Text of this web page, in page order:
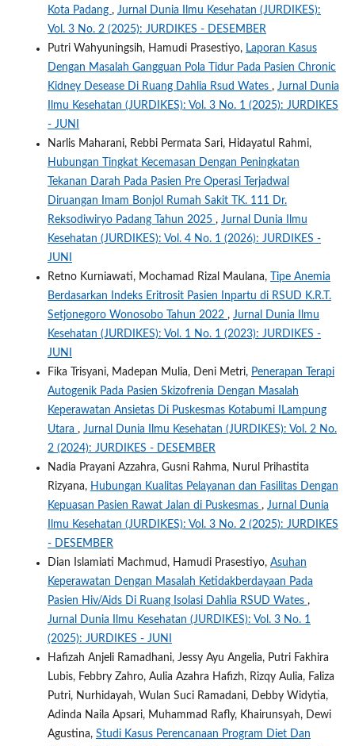
Kota Padang , Jurnal Dunia Ilmu Kesehatan (JURDIKES):
Vol. 3 No. 2 (2025): JURDIKES - DESEMBER
Putri Wahyuningsih, Hamudi Prasestiyo, Laporan Kasus
Dengan Masalah Gangguan Pola Tidur Pada Pasien Chronic
Kidney Desease Di Ruang Dahlia Rsud Wates , Jurnal Dunia
Ilmu Kesehatan (JURDIKES): Vol. 3 No. 1 (2025): JURDIKES
- JUNI
Narlis Maharani, Rebbi Permata Sari, Hidayatul Rahmi,
Hubungan Tingkat Kecemasan Dengan Peningkatan
Tekanan Darah Pada Pasien Pre Operasi Terjadwal
Diruangan Imam Bonjol Rumah Sakit TK. 111 Dr.
Reksodiwiryo Padang Tahun 2025 , Jurnal Dunia Ilmu
Kesehatan (JURDIKES): Vol. 4 No. 1 (2026): JURDIKES -
JUNI
Retno Kurniawati, Mochamad Rizal Maulana,
Tipe Anemia
Berdasarkan Indeks Eritrosit Pasien Inpartu di RSUD K.R.T.
Setjonegoro Wonosobo Tahun 2022 , Jurnal Dunia Ilmu
Kesehatan (JURDIKES): Vol. 1 No. 1 (2023): JURDIKES -
JUNI
Fika Trisyani, Madepan Mulia, Deni Metri, Penerapan Terapi
Autogenik Pada Pasien Skizofrenia Dengan Masalah
Keperawatan Ansietas Di Puskesmas Kotabumi ILampung
Utara , Jurnal Dunia Ilmu Kesehatan (JURDIKES): Vol. 2 No.
2 (2024): JURDIKES - DESEMBER
Nadia Prayani Azzahra, Gusni Rahma, Nurul Prihastita
Rizyana, Hubungan Kualitas Pelayanan dan Fasilitas Dengan
Kepuasan Pasien Rawat Jalan di Puskesmas , Jurnal Dunia
Ilmu Kesehatan (JURDIKES): Vol. 3 No. 2 (2025): JURDIKES
- DESEMBER
Dian Islamiati Machmud, Hamudi Prasestiyo, Asuhan
Keperawatan Dengan Masalah Ketidakberdayaan Pada
Pasien Hiv/Aids Di Ruang Isolasi Dahlia RSUD Wates ,
Jurnal Dunia Ilmu Kesehatan (JURDIKES): Vol. 3 No. 1
(2025): JURDIKES - JUNI
Hafizah Anjeli Ramadhani, Jessy Ayu Angelia, Putri Fakhira
Lubis, Febbry Zahro, Aulia Azahra Hafizh, Rizqy Aulia, Faliza
Putri, Nurhidayah, Wulan Suci Ramadani, Debby Widytia,
Adinda Naila Apsari, Muhammad Rafly, Khairunsyah, Dewi
Agustina, Studi Kasus Perencanaan Program Diet Dan